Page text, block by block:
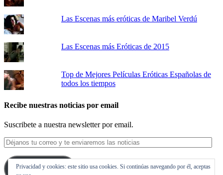
Las Escenas más eróticas de Maribel Verdú
Las Escenas más Eróticas de 2015
Top de Mejores Películas Eróticas Españolas de
todos los tiempos
Recibe nuestras noticias por email
Suscribete a nuestra newsletter por email.
Déjanos
tu
correo
y
Suscribirse
Privacidad y cookies: este sitio usa cookies. Si continúas navegando por él, aceptas